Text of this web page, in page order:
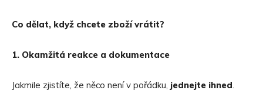
Co dělat, když chcete zboží vrátit?
1. Okamžitá reakce a dokumentace
Jakmile zjistíte, že něco není v pořádku, jednejte ihned.